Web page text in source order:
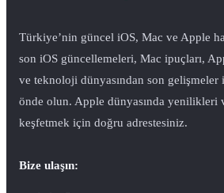
Türkiye’nin güncel iOS, Mac ve Apple
son iOS güncellemeleri, Mac ipuçları,
ve teknoloji dünyasından son gelişmeler
önde olun. Apple dünyasında yenilikleri
keşfetmek için doğru adrestesiniz.
Bize ulaşın: